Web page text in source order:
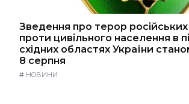
Зведення про терор російських
проти цивільного населення в
східних областях України
8 серпня
# НОВИНИ